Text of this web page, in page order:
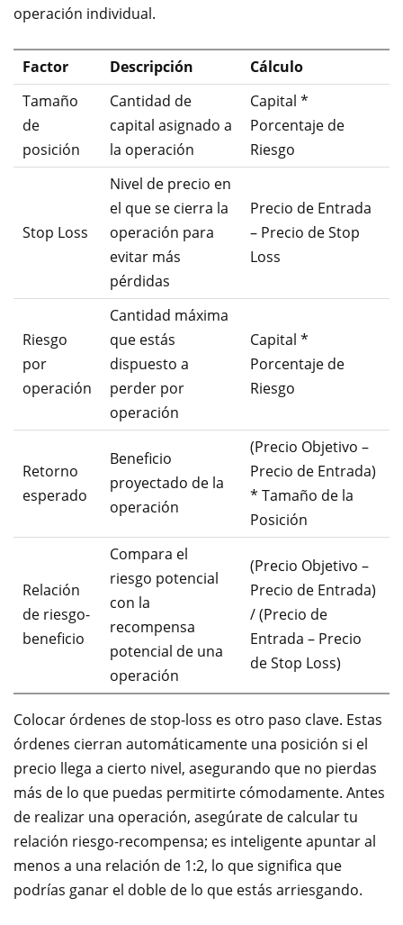
operación individual.
Factor Descripción
Cálculo
Tamaño
de
posición
Cantidad de
capital asignado a
la operación
Capital *
Porcentaje de
Riesgo
Stop Loss
Nivel de precio en
el que se cierra la
operación para
evitar más
pérdidas
Precio de Entrada
– Precio de Stop
Loss
Riesgo
por
operación
Cantidad máxima
que estás
dispuesto a
perder por
operación
Capital *
Porcentaje de
Riesgo
Retorno
esperado
Beneficio
proyectado de la
operación
(Precio Objetivo –
Precio de Entrada)
* Tamaño de la
Posición
Relación
de riesgo-
beneficio
Compara el
riesgo potencial
con la
recompensa
potencial de una
operación
(Precio Objetivo –
Precio de Entrada)
/ (Precio de
Entrada – Precio
de Stop Loss)
Colocar órdenes de stop-loss es otro paso clave. Estas
órdenes cierran automáticamente una posición si el
precio llega a cierto nivel, asegurando que no pierdas
más de lo que puedas permitirte cómodamente. Antes
de realizar una operación, asegúrate de calcular tu
relación riesgo-recompensa; es inteligente apuntar al
menos a una relación de 1:2, lo que significa que
podrías ganar el doble de lo que estás arriesgando.